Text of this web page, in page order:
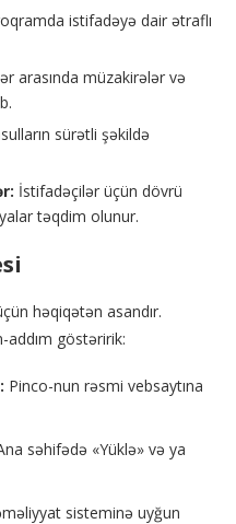
istifadəyə dair ətraflı
arasında müzakirələr və
sürətli şəkildə
İstifadəçilər üçün dövrü
təqdim olunur.
həqiqətən asandır.
addım göstəririk:
Pinco-nun rəsmi vebsaytına
səhifədə «Yüklə» və ya
sisteminə uyğun